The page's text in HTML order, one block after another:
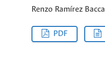
Renzo Ramírez Bacca
PDF